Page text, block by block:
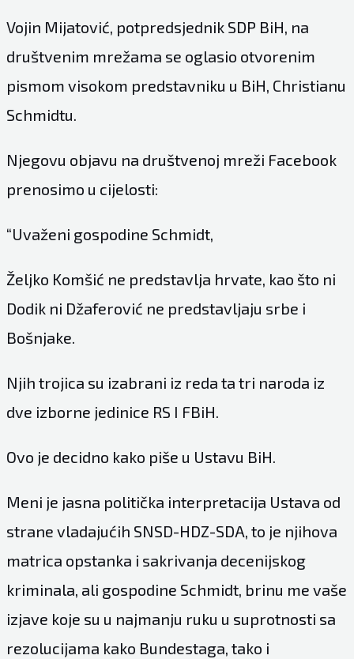
Vojin Mijatović, potpredsjednik SDP BiH, na
društvenim mrežama se oglasio otvorenim
pismom visokom predstavniku u BiH, Christianu
Schmidtu.
Njegovu objavu na društvenoj mreži Facebook
prenosimo u cijelosti:
“Uvaženi gospodine Schmidt,
Željko Komšić ne predstavlja hrvate, kao što ni
Dodik ni Džaferović ne predstavljaju srbe i
Bošnjake.
Njih trojica su izabrani iz reda ta tri naroda iz
dve izborne jedinice RS I FBiH.
Ovo je decidno kako piše u Ustavu BiH.
Meni je jasna politička interpretacija Ustava od
strane vladajućih SNSD-HDZ-SDA, to je njihova
matrica opstanka i sakrivanja decenijskog
kriminala, ali gospodine Schmidt, brinu me vaše
izjave koje su u najmanju ruku u suprotnosti sa
rezolucijama kako Bundestaga, tako i